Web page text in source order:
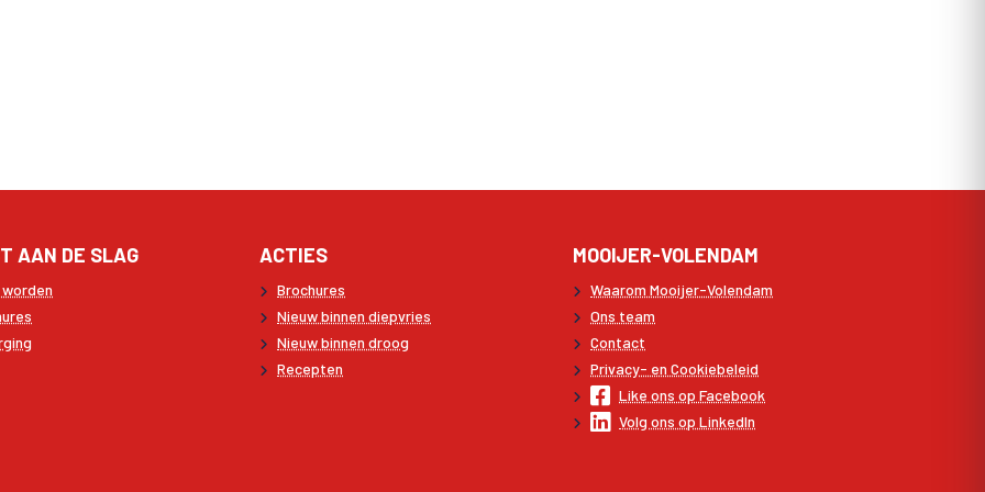
AAN DE SLAG ACTIES
Brochures
Nieuw binnen diepvries
Nieuw binnen droog
Recepten
MOOIJER-VOLENDAM
Waarom Mooijer-Volendam
Ons team
Contact
Privacy- en Cookiebeleid
Like ons op Facebook
Volg ons op LinkedIn